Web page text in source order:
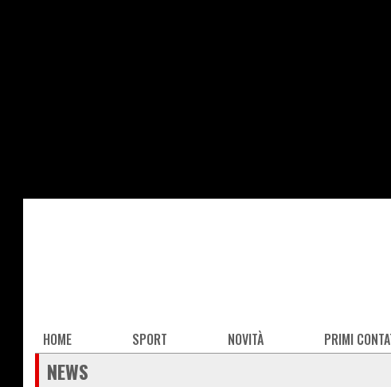
Main
navigation
HOME SPORT NOVITÀ PRIMI
NEWS